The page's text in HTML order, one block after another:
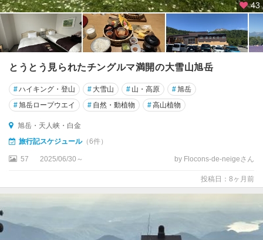
43
とうとう見られたチングルマ満開の大雪山旭岳
#ハイキング・登山 # 大雪山 # 山・高原 #旭岳
#旭岳ロープウエイ # 自然・動植物 #高山植物
旭岳・天人峡・白金
旅行記スケジュール（6件）
57 2025/06/30～ by Flocons-de-neigeさん
投稿日：8ヶ月前